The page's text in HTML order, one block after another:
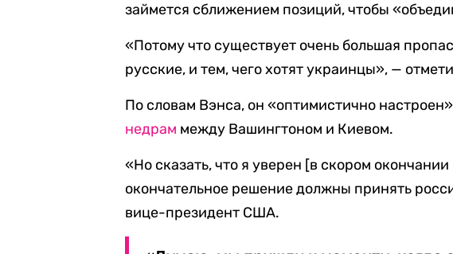
займется сближением позиций, чтобы
«Потому что существует очень большая
русские, и тем, чего хотят украинцы», —
По словам Вэнса, он «оптимистично
недрам между Вашингтоном и Киевом.
«Но сказать, что я уверен [в скором
окончательное решение должны принять
вице-президент США.